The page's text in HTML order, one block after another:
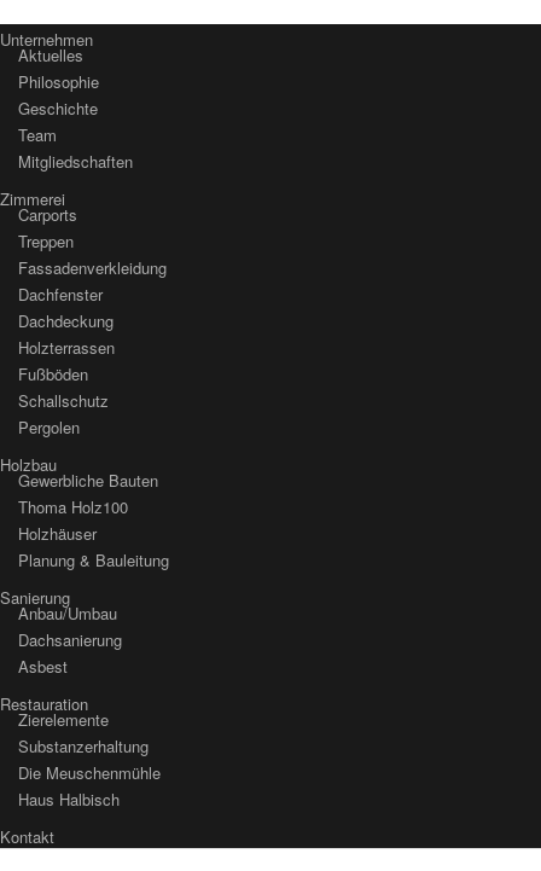
Unternehmen
Aktuelles
Philosophie
Geschichte
Team
Mitgliedschaften
Zimmerei
Carports
Treppen
Fassaden­verkleidung
Dachfenster
Dachdeckung
Holzterrassen
Fußböden
Schallschutz
Pergolen
Holzbau
Gewerbliche Bauten
Thoma Holz100
Holzhäuser
Planung & Bauleitung
Sanierung
Anbau/Umbau
Dachsanierung
Asbest
Restauration
Zierelemente
Substanzerhaltung
Die Meuschenmühle
Haus Halbisch
Kontakt